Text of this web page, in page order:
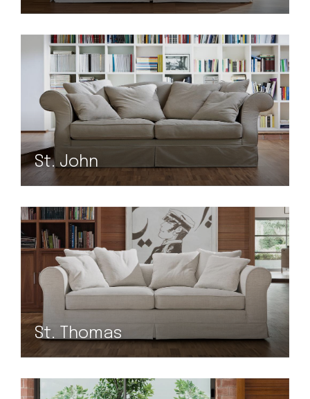
St. John
St. Thomas